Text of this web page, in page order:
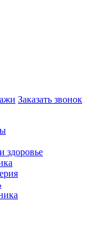
Заказать звонок
здоровье